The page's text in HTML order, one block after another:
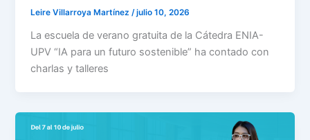
Leire Villarroya Martínez/julio 10, 2026
La escuela de verano gratuita de la Cátedra ENIA-
UPV “IA para un futuro sostenible” ha contado con
charlas y talleres